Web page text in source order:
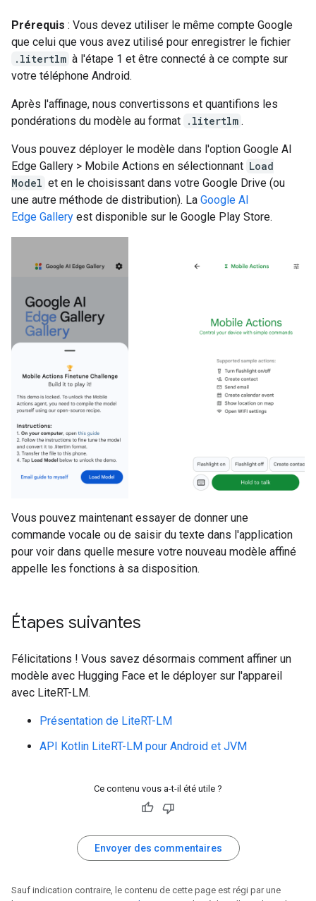
Prérequis : Vous devez utiliser le même compte Google
que celui que vous avez utilisé pour enregistrer le fichier
.litertlm à l'étape 1 et être connecté à ce compte sur
votre téléphone Android.
Après l'affinage, nous convertissons et quantifions les
pondérations du modèle au format .litertlm .
Vous pouvez déployer le modèle dans l'option Google AI
Edge Gallery > Mobile Actions en sélectionnant Load
Model et en le choisissant dans votre Google Drive (ou
une autre méthode de distribution). La Google AI
Edge Gallery est disponible sur le Google Play Store.
Vous pouvez maintenant essayer de donner une
commande vocale ou de saisir du texte dans l'application
pour voir dans quelle mesure votre nouveau modèle affiné
appelle les fonctions à sa disposition.
Étapes suivantes
Félicitations ! Vous savez désormais comment affiner un
modèle avec Hugging Face et le déployer sur l'appareil
avec LiteRT-LM.
Présentation de LiteRT-LM
API Kotlin LiteRT-LM pour Android et JVM
Ce contenu vous a-t-il été utile ?
Envoyer des commentaires
Sauf indication contraire, le contenu de cette page est régi par une